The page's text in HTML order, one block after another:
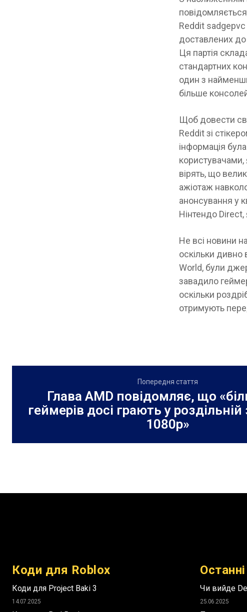
Reddit
доставлених
Ця партія
стандартних
один з
більше
Щоб довести
Reddit зі
інформація
вірять, що
ажіотаж
анонсування у
Нінтендо
Не всі новини
оскільки дивно
World, були
завадило
оскільки
отримують
Попередня стаття
Глава AMD повідомляє, що
геймерів досі грають у роздільній
1080p»
Коди для Roblox
Коди для Project Baki 3
14.07.2025
Чи вийде
25.06.2025